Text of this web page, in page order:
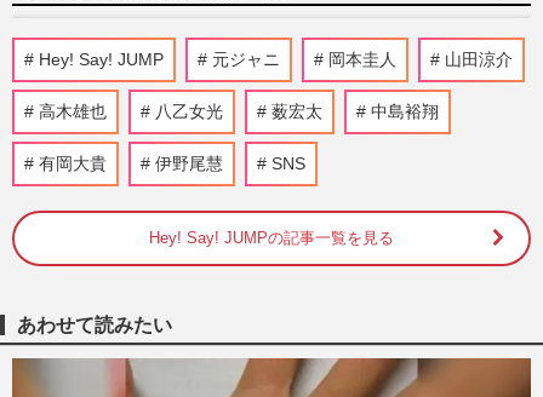
King & Prince高橋海人と熱愛報道の有村
架純、Snow Man目黒蓮と恋人役で「旧ジ
ャニ圧力」が消滅か
週刊女性PRIME
《嫌いな旧ジャニーズランキング2023》
16位〜30位、事務所が窮地の中、目立ちす
ぎて嫌われた？前回ランク外…
週刊女性PRIME 2023/12/29
岡本圭人が舞台『M．バタフライ』で“女
優”になる！父・岡本健一は「俺がやりた
いんだけど」
Hey! Say! JUMP 元ジャニ 岡本圭人 山田涼介
高木雄也 八乙女光 薮宏太 中島裕翔
有岡大貴 伊野尾慧 SNS
Hey! Say! JUMPの記事一覧を見る
あわせて読みたい